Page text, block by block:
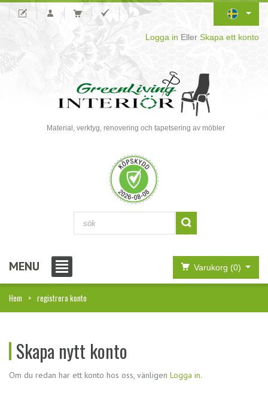
Logga in Eller Skapa ett konto
Material, verktyg, renovering och tapetsering av möbler
MENU Varukorg (0)
Hem registrera konto
Skapa nytt konto
Om du redan har ett konto hos oss, vänligen Logga in.